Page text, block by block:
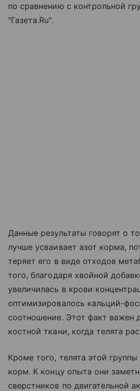
по сравнению с контрольной
"Газета.Ru".
Данные результаты говорят о
лучше усваивает азот корма,
теряет его в виде отходов
того, благодаря хвойной
увеличилась в крови
оптимизировалось кальций-
соотношение. Этот факт важен
костной ткани, когда телята
Кроме того, телята этой
корм. К концу опыта они
сверстников по двигательной